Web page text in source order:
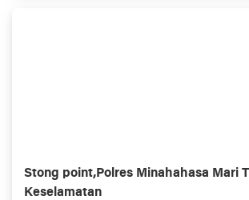
Stong point,Polres Minahahasa Mari
Keselamatan